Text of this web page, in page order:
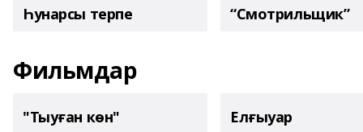
Һунарсы терпе “Смотрильщик”
Фильмдар
"Тыуған көн" Елғыуар